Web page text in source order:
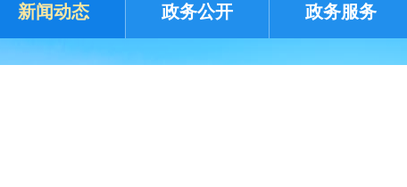
新闻动态 政务公开 政务服务